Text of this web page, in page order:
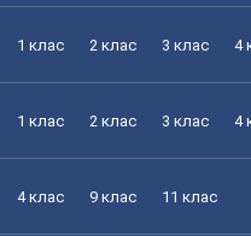
1 клас 2 клас 3 клас 4
1 клас 2 клас 3 клас 4
4 клас 9 клас 11 клас